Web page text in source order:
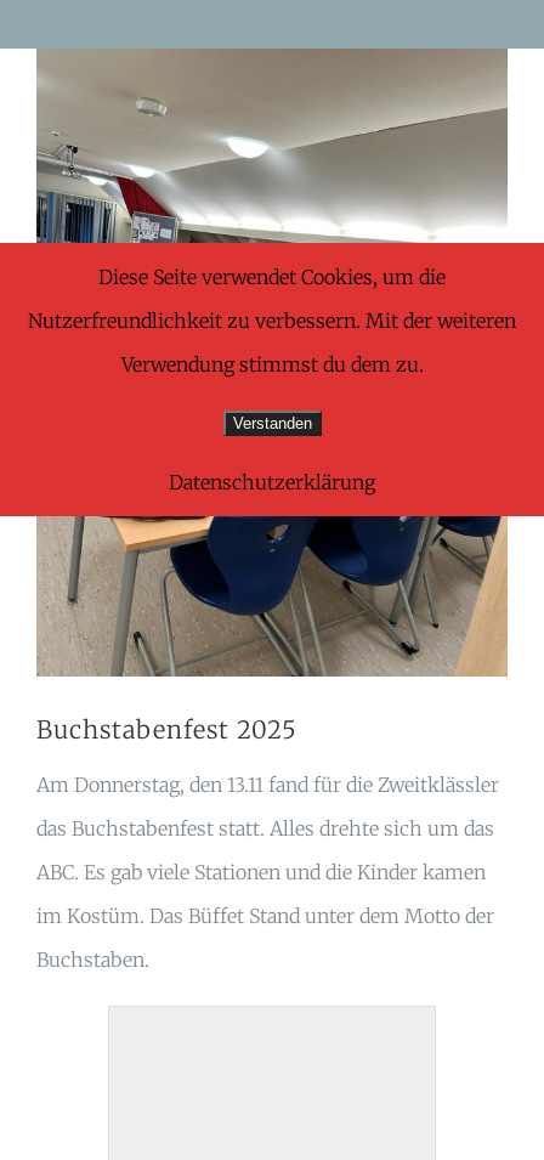
Zeige
Bild
Buchstabenfest 2025
Am Donnerstag, den 13.11 fand für die Zweitklässler
das Buchstabenfest statt. Alles drehte sich um das
ABC. Es gab viele Stationen und die Kinder kamen
im Kostüm. Das Büffet Stand unter dem Motto der
Buchstaben.
Diese Seite verwendet Cookies, um die
Nutzerfreundlichkeit zu verbessern. Mit der weiteren
Verwendung stimmst du dem zu.
Verstanden
Datenschutzerklärung